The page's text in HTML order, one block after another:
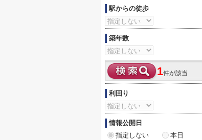
駅からの徒歩
築年数
1件が該当
利回り
情報公開日
指定しない
本日